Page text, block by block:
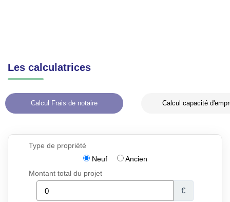
Les calculatrices
Calcul Frais de notaire Calcul capacité